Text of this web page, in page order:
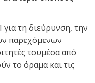
τη διεύρυνση, την
παρεχόμενων
τουμέσα από
το όραμα και τις